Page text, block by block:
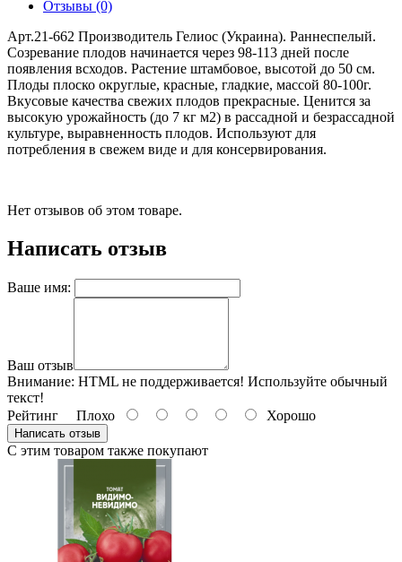
Отзывы (0)
Арт.21-662 Производитель Гелиос (Украина). Раннеспелый.
Созревание плодов начинается через 98-113 дней после
появления всходов. Растение штамбовое, высотой до 50 см.
Плоды плоско округлые, красные, гладкие, массой 80-100г.
Вкусовые качества свежих плодов прекрасные. Ценится за
высокую урожайность (до 7 кг м2) в рассадной и безрассадной
культуре, выравненность плодов. Используют для
потребления в свежем виде и для консервирования.
Нет отзывов об этом товаре.
Написать отзыв
Ваше имя:
Ваш отзыв
Внимание: HTML не поддерживается! Используйте обычный
текст!
Рейтинг Плохо Хорошо
Написать отзыв
С этим товаром также покупают